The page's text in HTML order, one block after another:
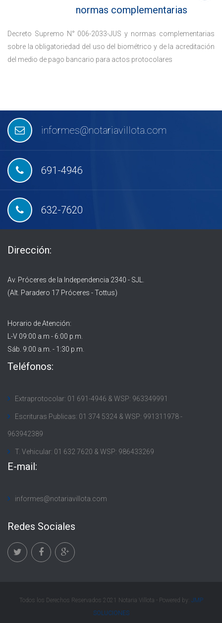
normas complementarias
Decreto Supremo N° 006-2033-JUS y normas complementarias
sobre la obligatoriedad del uso del biométrico y de la acreditación
del medio de pago bancario para actos protocolares
informes@notariavillota.com
691-4946
632-7620
Dirección:
Av. Próceres de la Independencia 2340 - SJL.
(Alt. Paradero 17 Próceres - Tottus)
Horario de Atención:
L-V 09:00 a.m - 6:00 p.m.
Sáb. 9:00 a.m. - 1:30 p.m.
Teléfonos:
Extraprotocolar: 01 691-4946 & WSP: 963349991
Escrituras Publicas: 01 374 5324 & WSP: 991311978 -
963942389
T. Vehicular: 01 632 7620 & WSP: 986433269
E-mail:
informes@notariavillota.com
Redes Sociales
Todos los Derechos Reservados 2021 Notaria Villota - Powered by: JMP
SOLUCIONES